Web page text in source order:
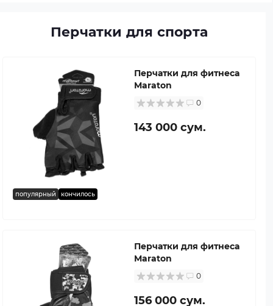
Перчатки для спорта
популярный кончилось
Перчатки для фитнеса
Maraton
0
143 000 сум.
Перчатки для фитнеса
Maraton
0
156 000 сум.